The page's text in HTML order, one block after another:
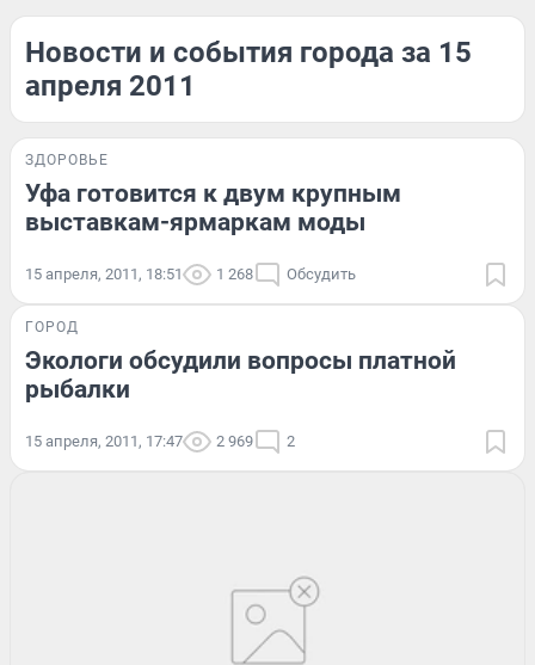
Новости и события города за 15
апреля 2011
ЗДОРОВЬЕ
Уфа готовится к двум крупным
выставкам-ярмаркам моды
15 апреля, 2011, 18:51 1 268 Обсудить
ГОРОД
Экологи обсудили вопросы платной
рыбалки
15 апреля, 2011, 17:47 2 969 2